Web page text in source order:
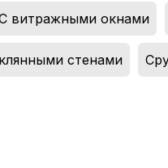
витражными окнами
стенами